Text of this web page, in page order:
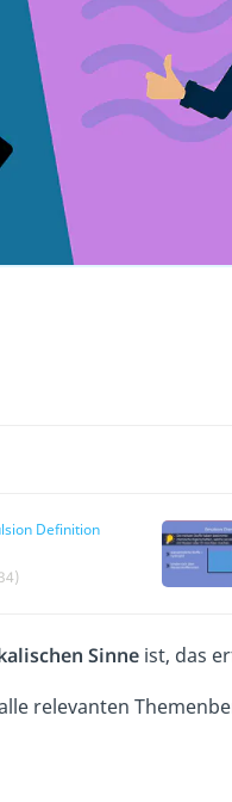
Definition
Sinneist, das
relevanten